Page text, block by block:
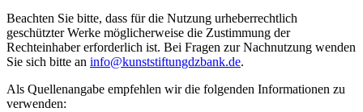
Beachten Sie bitte, dass für die Nutzung urheberrechtlich
geschützter Werke möglicherweise die Zustimmung der
Rechteinhaber erforderlich ist. Bei Fragen zur Nachnutzung wenden
Sie sich bitte an info@kunststiftungdzbank.de.
Als Quellenangabe empfehlen wir die folgenden Informationen zu
verwenden: